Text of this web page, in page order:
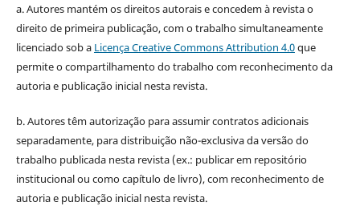
a. Autores mantém os direitos autorais e concedem à revista o
direito de primeira publicação, com o trabalho simultaneamente
licenciado sob a Licença Creative Commons Attribution 4.0que
permite o compartilhamento do trabalho com reconhecimento da
autoria e publicação inicial nesta revista.
b. Autores têm autorização para assumir contratos adicionais
separadamente, para distribuição não-exclusiva da versão do
trabalho publicada nesta revista (ex.: publicar em repositório
institucional ou como capítulo de livro), com reconhecimento de
autoria e publicação inicial nesta revista.